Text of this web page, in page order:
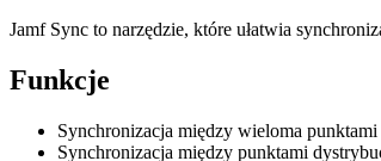
Jamf Sync to narzędzie, które ułatwia
Funkcje
Synchronizacja między wieloma
Synchronizacja między punktami